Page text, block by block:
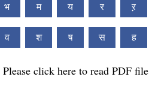
भ म य र ऱ
व श ष स ह
Please click here to read PDF file